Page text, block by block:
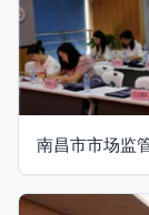
南昌市市场监